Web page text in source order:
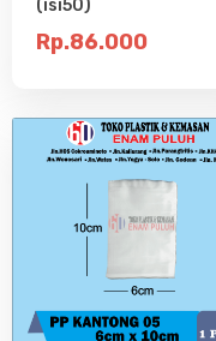
(isi50)
Rp.86.000